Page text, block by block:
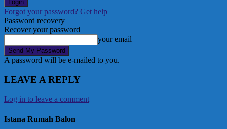
Forgot your password? Get help
Password recovery
Recover your password
your email
A password will be e-mailed to you.
LEAVE A REPLY
Log in to leave a comment
Istana Rumah Balon